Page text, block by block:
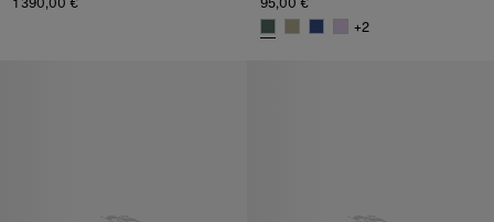
Couverture en laine et cachemire Check, 1 390,00 €
+2